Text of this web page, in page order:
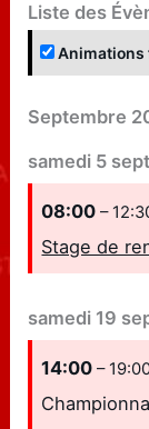
Liste des
Animations
Septembre
samedi 5
08:00–
Stage de
samedi 19
14:00–